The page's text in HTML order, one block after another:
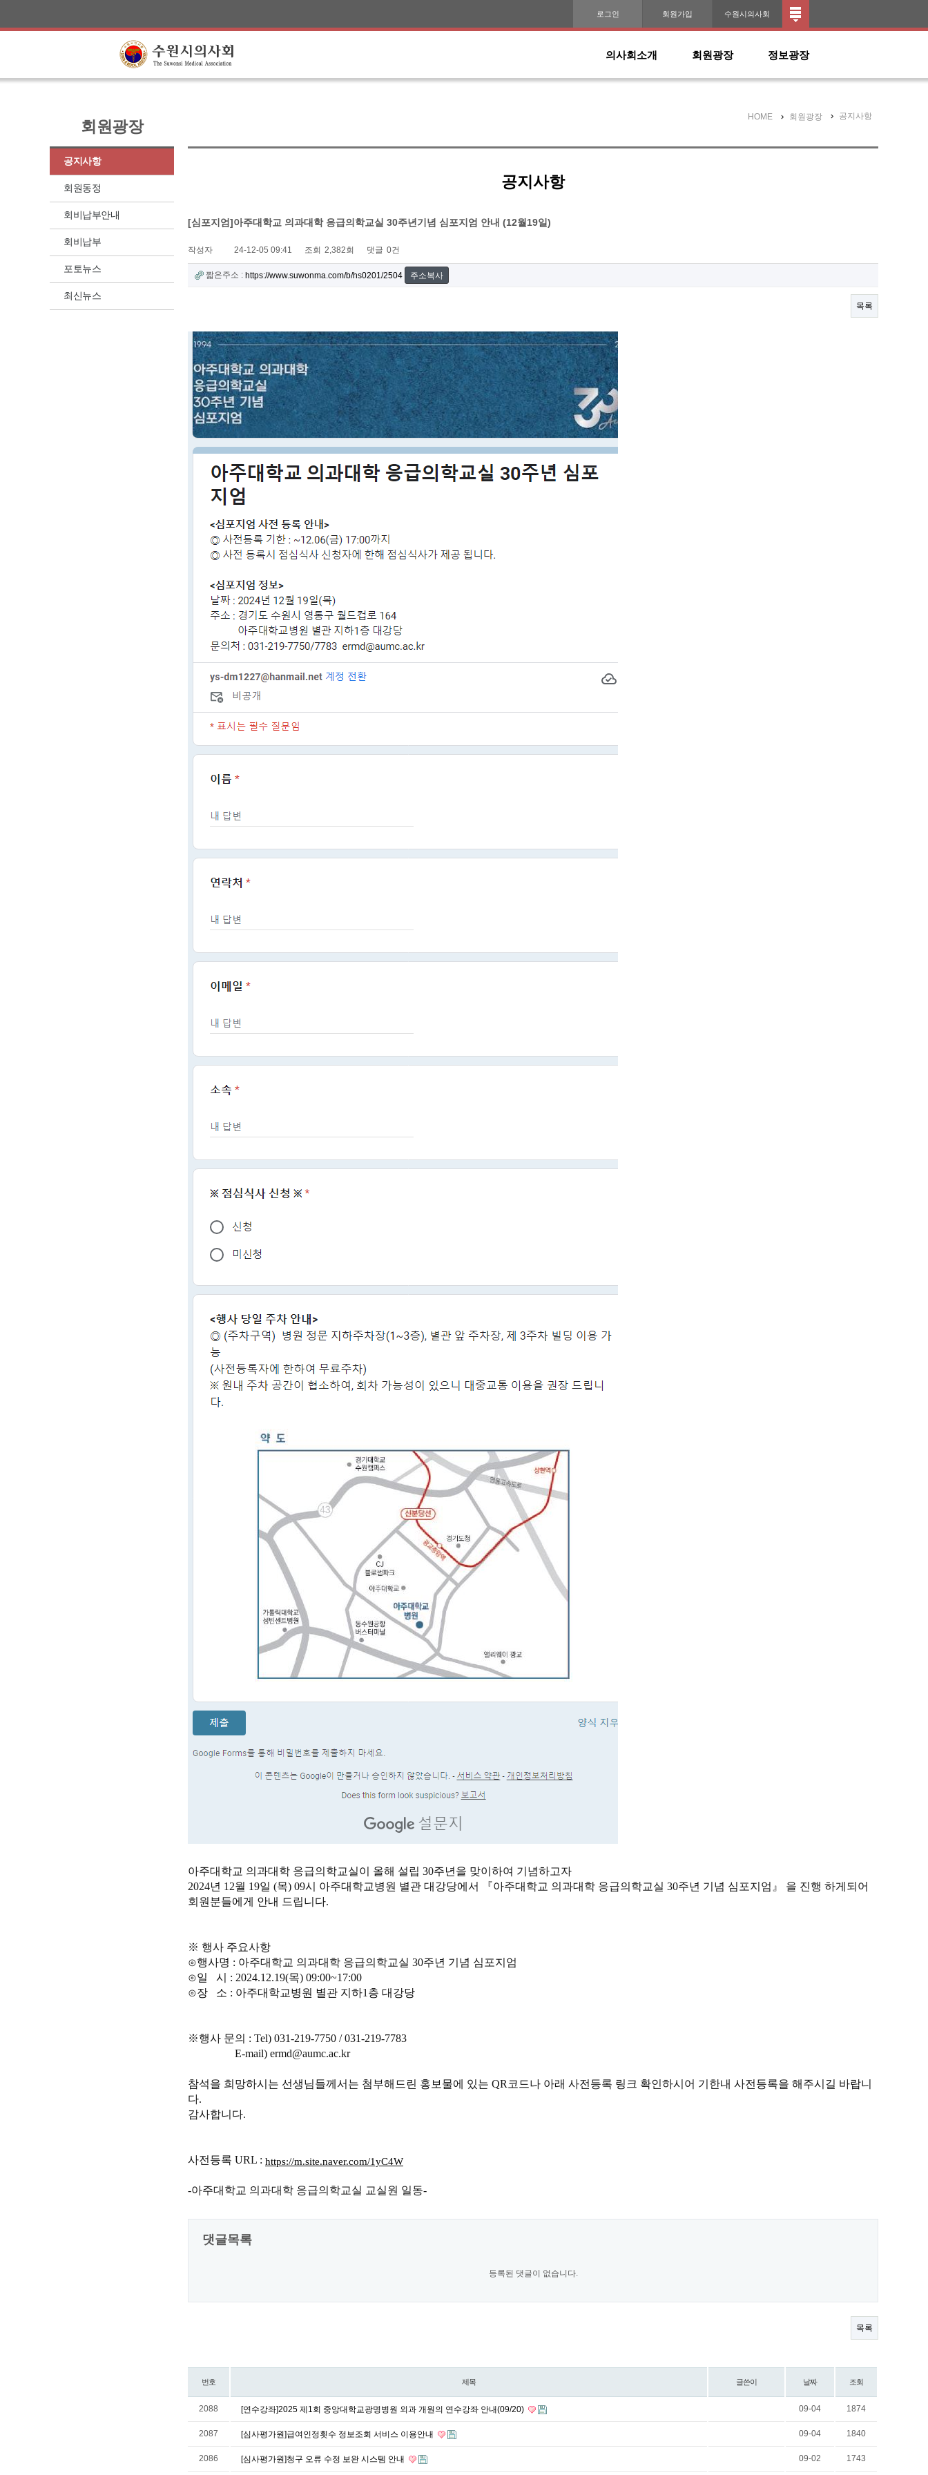
로그인 회원가입 수원시의사회
의사회소개 회원광장 정보광장
회원광장
공지사항
회원동정
회비납부안내
회비납부
포토뉴스
최신뉴스
HOME 회원광장 공지사항
공지사항
[심포지엄]아주대학교 의과대학 응급의학교실 30주년기념 심포지엄 안내 (12월19일)
작성자 24-12-05 09:41 조회 2,382회 댓글 0건
짧은주소 : https://www.suwonma.com/b/hs0201/2504 주소복사
목록
아주대학교 의과대학 응급의학교실이 올해 설립 30주년을 맞이하여 기념하고자
2024년 12월 19일 (목) 09시 아주대학교병원 별관 대강당에서 『아주대학교 의과대학 응급의학교실 30주년 기념 심포지엄』 을 진행 하게되어
회원분들에게 안내 드립니다.
※ 행사 주요사항
⊙행사명 : 아주대학교 의과대학 응급의학교실 30주년 기념 심포지엄
⊙일 시 : 2024.12.19(목) 09:00~17:00
⊙장 소 : 아주대학교병원 별관 지하1층 대강당
※행사 문의 : Tel) 031-219-7750 / 031-219-7783
E-mail) ermd@aumc.ac.kr
참석을 희망하시는 선생님들께서는 첨부해드린 홍보물에 있는 QR코드나 아래 사전등록 링크 확인하시어 기한내 사전등록을 해주시길 바랍니
다.
감사합니다.
사전등록 URL : https://m.site.naver.com/1yC4W
-아주대학교 의과대학 응급의학교실 교실원 일동-
댓글목록
등록된 댓글이 없습니다.
목록
번호 제목 글쓴이 날짜 조회
2088 [연수강좌]2025 제1회 중앙대학교광명병원 외과 개원의 연수강좌 안내(09/20) 09-04 1874
2087 [심사평가원]급여인정횟수 정보조회 서비스 이용안내 09-04 1840
2086 [심사평가원]청구 오류 수정 보완 시스템 안내 09-02 1743